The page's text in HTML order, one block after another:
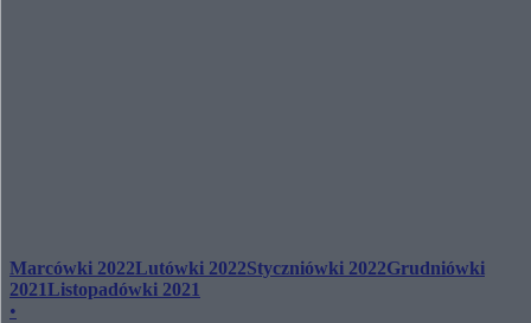
Marcówki 2022Lutówki 2022Styczniówki 2022Grudniówki
2021Listopadówki 2021
•